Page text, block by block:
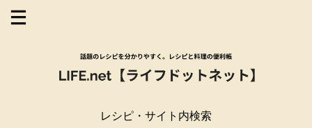
レシピ・サイト内検索